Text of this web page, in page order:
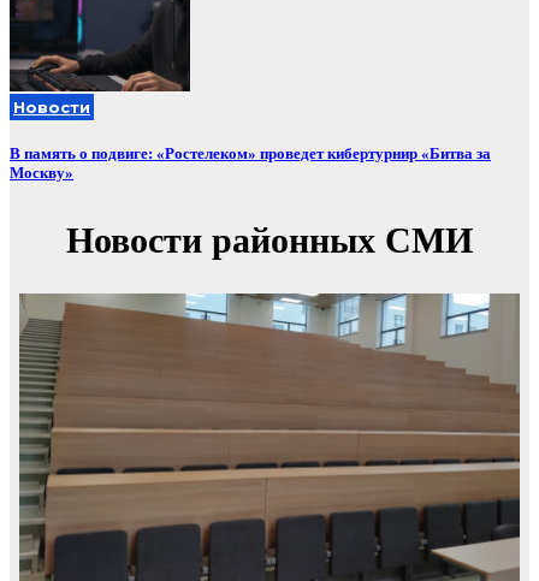
Новости
В память о подвиге: «Ростелеком» проведет кибертурнир «Битва за
Москву»